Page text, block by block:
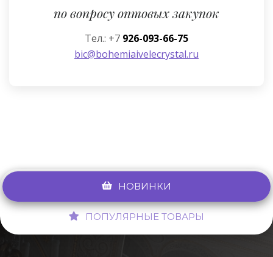
по вопросу оптовых закупок
Тел.: +7 926-093-66-75
bic@bohemiaivelecrystal.ru
НОВИНКИ
ПОПУЛЯРНЫЕ ТОВАРЫ